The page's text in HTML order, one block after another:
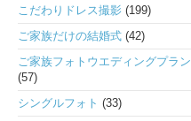
こだわりドレス撮影 (199)
ご家族だけの結婚式 (42)
ご家族フォトウエディングプラン
(57)
シングルフォト (33)